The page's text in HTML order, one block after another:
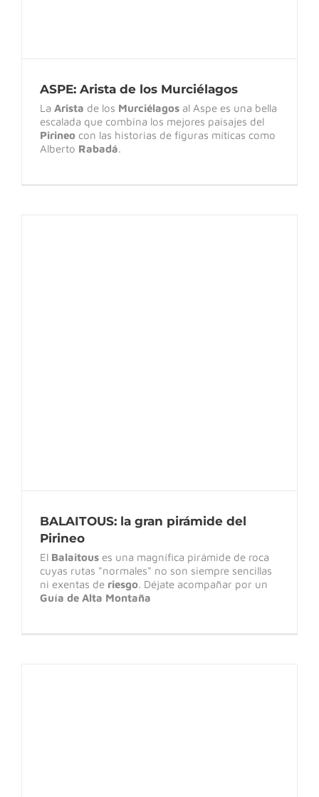
ASPE: Arista de los Murciélagos
La Arista de los Murciélagos al Aspe es una bella
escalada que combina los mejores paisajes del
Pirineo con las historias de figuras míticas como
Alberto Rabadá.
BALAITOUS: la gran pirámide del
Pirineo
El Balaitous es una magnífica pirámide de roca
cuyas rutas "normales" no son siempre sencillas
ni exentas de riesgo. Déjate acompañar por un
Guía de Alta Montaña